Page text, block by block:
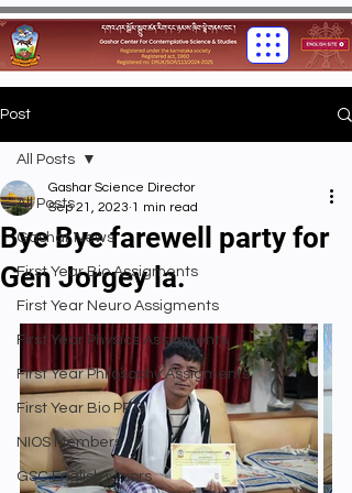
Post
All Posts
Gashar News
First Year Bio Assigments
First Year Neuro Assigments
First Year Physics Assigments
First Year Philosophy Assigments
First Year Bio PPTs
NIOS Members
GSC English juniors
All Posts
Bye Bye farewell party for
Gen Jorgey la.
Gashar Science Director
Sep 21, 2023 1 min read